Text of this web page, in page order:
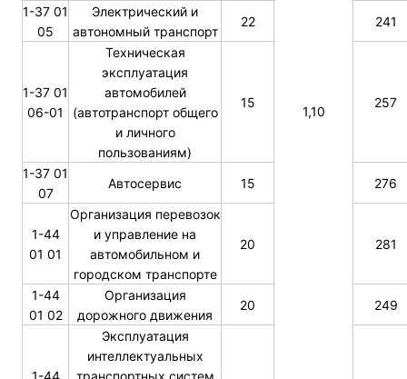
1,10
1-37 01
05
Электрический и
автономный транспорт
22 241
1-37 01
06-01
Техническая
эксплуатация
автомобилей
(автотранспорт общего
и личного
пользованиям)
15 257
1-37 01
07
Автосервис 15 276
1-44
01 01
Организация перевозок
и управление на
автомобильном и
городском транспорте
20 281
1-44
01 02
Организация
дорожного движения
20 249
Эксплуатация
интеллектуальных